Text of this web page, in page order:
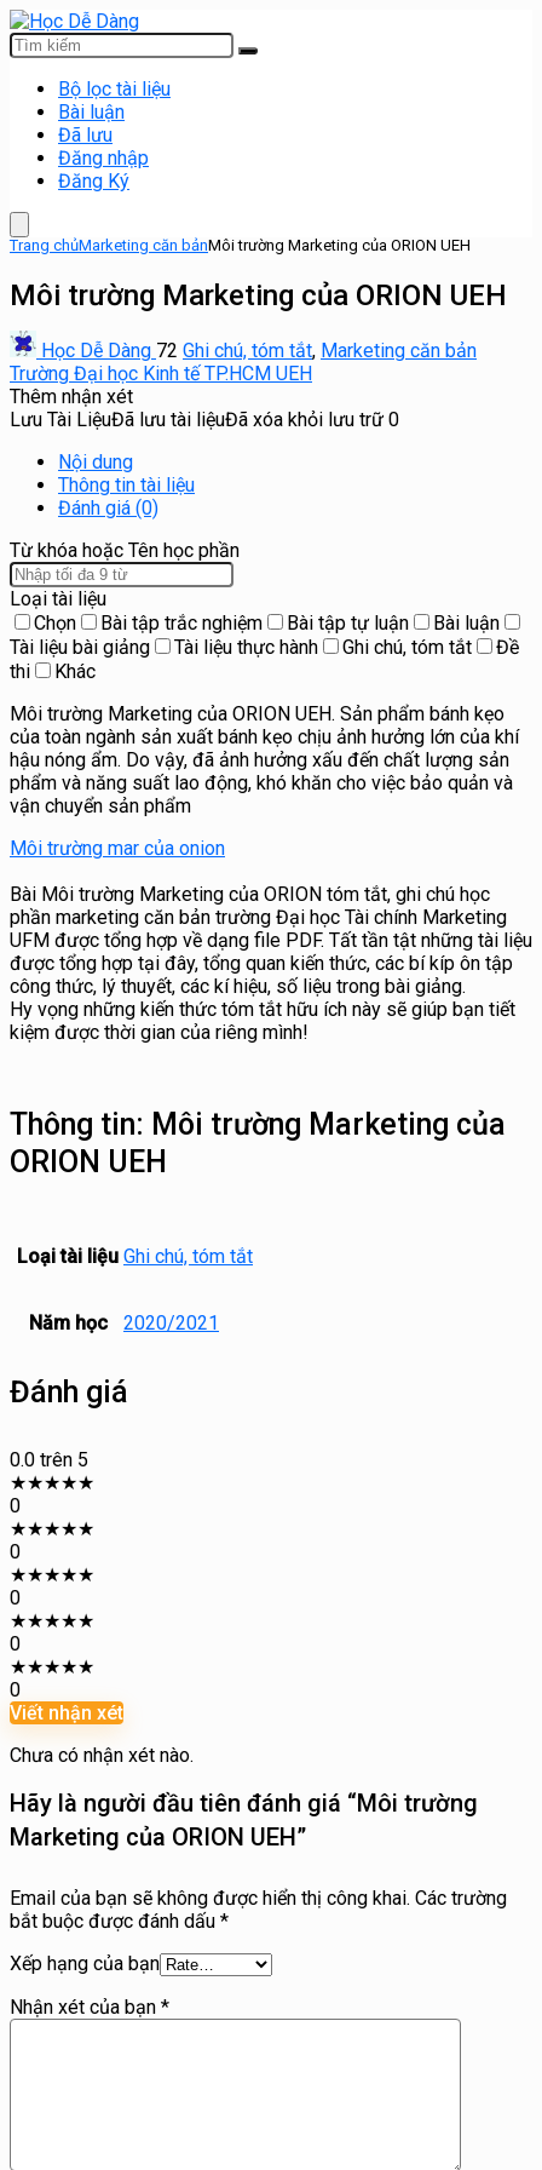
Bộ lọc tài liệu
Bài luận
Đã lưu
Đăng nhập
Đăng Ký
Trang chủMarketing căn bảnMôi trường Marketing của ORION UEH
Môi trường Marketing của ORION UEH
Học Dễ Dàng 72 Ghi chú, tóm tắt, Marketing căn bản
Trường Đại học Kinh tế TP.HCM UEH
Thêm nhận xét
Lưu Tài LiệuĐã lưu tài liệuĐã xóa khỏi lưu trữ 0
Nội dung
Thông tin tài liệu
Đánh giá (0)
Từ khóa hoặc Tên học phần
Loại tài liệu
Chọn
Bài tập trắc nghiệm Bài tập tự luận
Bài luận
Tài liệu bài giảng
Tài liệu thực hành Ghi chú, tóm tắt
Đề
thi
Khác
Môi trường Marketing của ORION UEH. Sản phẩm bánh kẹo
của toàn ngành sản xuất bánh kẹo chịu ảnh hưởng lớn của khí
hậu nóng ẩm. Do vậy, đã ảnh hưởng xấu đến chất lượng sản
phẩm và năng suất lao động, khó khăn cho việc bảo quản và
vận chuyển sản phẩm
Môi trường mar của onion
Bài Môi trường Marketing của ORION tóm tắt, ghi chú học
phần marketing căn bản trường Đại học Tài chính Marketing
UFM được tổng hợp về dạng file PDF. Tất tần tật những tài liệu
được tổng hợp tại đây, tổng quan kiến thức, các bí kíp ôn tập
công thức, lý thuyết, các kí hiệu, số liệu trong bài giảng.
Hy vọng những kiến thức tóm tắt hữu ích này sẽ giúp bạn tiết
kiệm được thời gian của riêng mình!
Thông tin: Môi trường Marketing của
ORION UEH
Loại tài liệu Ghi chú, tóm tắt
Năm học 2020/2021
Đánh giá
0.0 trên 5
★★★★★
0
★★★★★
0
★★★★★
0
★★★★★
0
★★★★★
0
Viết nhận xét
Chưa có nhận xét nào.
Hãy là người đầu tiên đánh giá “Môi trường
Marketing của ORION UEH”
Email của bạn sẽ không được hiển thị công khai. Các trường
bắt buộc được đánh dấu *
Xếp hạng của bạn
Nhận xét của bạn *